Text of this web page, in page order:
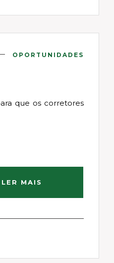
OPORTUNIDADES
que os corretores
LER MAIS